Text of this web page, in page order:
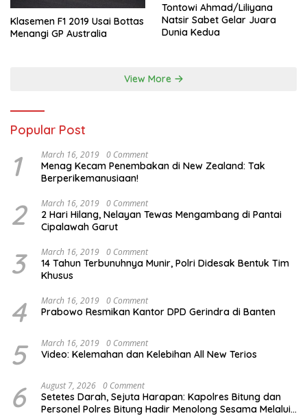
Klasemen F1 2019 Usai Bottas
Menangi GP Australia
Tontowi Ahmad/Liliyana
Natsir Sabet Gelar Juara
Dunia Kedua
View More
Popular Post
1 March 16, 2019 0 Comment
Menag Kecam Penembakan di New Zealand: Tak
Berperikemanusiaan!
2 March 16, 2019 0 Comment
2 Hari Hilang, Nelayan Tewas Mengambang di Pantai
Cipalawah Garut
3 March 16, 2019 0 Comment
14 Tahun Terbunuhnya Munir, Polri Didesak Bentuk Tim
Khusus
4 March 16, 2019 0 Comment
Prabowo Resmikan Kantor DPD Gerindra di Banten
5 March 16, 2019 0 Comment
Video: Kelemahan dan Kelebihan All New Terios
6 August 7, 2026 0 Comment
Setetes Darah, Sejuta Harapan: Kapolres Bitung dan
Personel Polres Bitung Hadir Menolong Sesama Melalui